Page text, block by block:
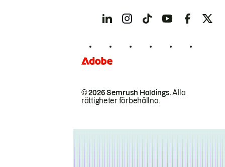
© 2026 Semrush Holdings.Alla
rättigheter förbehållna.